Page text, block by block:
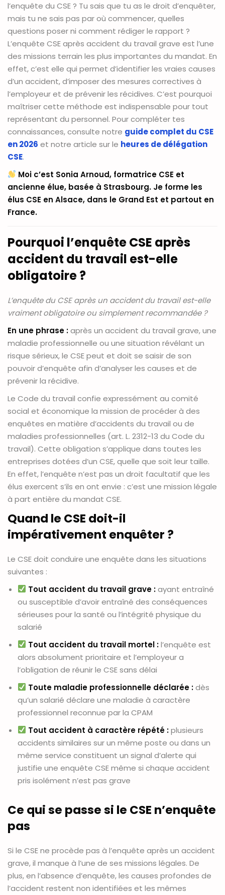
l’enquête du CSE ? Tu sais que tu as le droit d’enquêter,
mais tu ne sais pas par où commencer, quelles
questions poser ni comment rédiger le rapport ?
L’enquête CSE après accident du travail grave est l’une
des missions terrain les plus importantes du mandat. En
effet, c’est elle qui permet d’identifier les vraies causes
d’un accident, d’imposer des mesures correctives à
l’employeur et de prévenir les récidives. C’est pourquoi
maîtriser cette méthode est indispensable pour tout
représentant du personnel. Pour compléter tes
connaissances, consulte notre guide complet du CSE
en 2026 et notre article sur le heures de délégation
CSE.
Moi c’est Sonia Arnoud, formatrice CSE et
ancienne élue, basée à Strasbourg. Je forme les
élus CSE en Alsace, dans le Grand Est et partout en
France.
Pourquoi l’enquête CSE après
accident du travail est-elle
obligatoire ?
L’enquête du CSE après un accident du travail est-elle
vraiment obligatoire ou simplement recommandée ?
En une phrase :après un accident du travail grave, une
maladie professionnelle ou une situation révélant un
risque sérieux, le CSE peut et doit se saisir de son
pouvoir d’enquête afin d’analyser les causes et de
prévenir la récidive.
Le Code du travail confie expressément au comité
social et économique la mission de procéder à des
enquêtes en matière d’accidents du travail ou de
maladies professionnelles (art. L. 2312-13 du Code du
travail). Cette obligation s’applique dans toutes les
entreprises dotées d’un CSE, quelle que soit leur taille.
En effet, l’enquête n’est pas un droit facultatif que les
élus exercent s’ils en ont envie : c’est une mission légale
à part entière du mandat CSE.
Quand le CSE doit-il
impérativement enquêter ?
Le CSE doit conduire une enquête dans les situations
suivantes :
Tout accident du travail grave :ayant entraîné
ou susceptible d’avoir entraîné des conséquences
sérieuses pour la santé ou l’intégrité physique du
salarié
Tout accident du travail mortel :l’enquête est
alors absolument prioritaire et l’employeur a
l’obligation de réunir le CSE sans délai
Toute maladie professionnelle déclarée :dès
qu’un salarié déclare une maladie à caractère
professionnel reconnue par la CPAM
Tout accident à caractère répété :plusieurs
accidents similaires sur un même poste ou dans un
même service constituent un signal d’alerte qui
justifie une enquête CSE même si chaque accident
pris isolément n’est pas grave
Ce qui se passe si le CSE n’enquête
pas
Si le CSE ne procède pas à l’enquête après un accident
grave, il manque à l’une de ses missions légales. De
plus, en l’absence d’enquête, les causes profondes de
l’accident restent non identifiées et les mêmes